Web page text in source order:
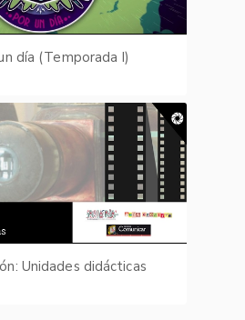
día (Temporada I)
Unidades didácticas